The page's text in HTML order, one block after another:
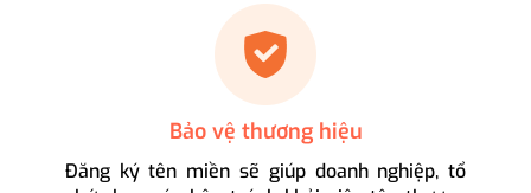
Bảo vệ thương hiệu
Đăng ký tên miền sẽ giúp doanh nghiệp, tổ